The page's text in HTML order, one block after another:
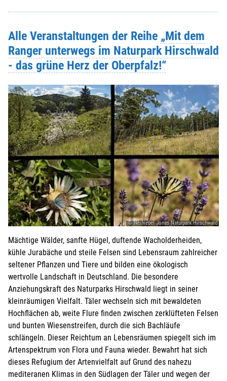
Alle Veranstaltungen der Reihe „Mit dem
Ranger unterwegs im Naturpark Hirschwald
- das grüne Herz der Oberpfalz!“
© Nelhiebel Jonas Naturpark Hirschwald
Mächtige Wälder, sanfte Hügel, duftende Wacholderheiden,
kühle Jurabäche und steile Felsen sind Lebensraum zahlreicher
seltener Pflanzen und Tiere und bilden eine ökologisch
wertvolle Landschaft in Deutschland. Die besondere
Anziehungskraft des Naturparks Hirschwald liegt in seiner
kleinräumigen Vielfalt. Täler wechseln sich mit bewaldeten
Hochflächen ab, weite Flure finden zwischen zerklüfteten Felsen
und bunten Wiesenstreifen, durch die sich Bachläufe
schlängeln. Dieser Reichtum an Lebensräumen spiegelt sich im
Artenspektrum von Flora und Fauna wieder. Bewahrt hat sich
dieses Refugium der Artenvielfalt auf Grund des nahezu
mediteranen Klimas in den Südlagen der Täler und wegen der